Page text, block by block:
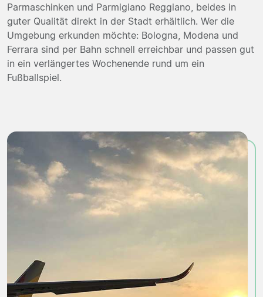
Parmaschinken und Parmigiano Reggiano, beides in
guter Qualität direkt in der Stadt erhältlich. Wer die
Umgebung erkunden möchte: Bologna, Modena und
Ferrara sind per Bahn schnell erreichbar und passen gut
in ein verlängertes Wochenende rund um ein
Fußballspiel.